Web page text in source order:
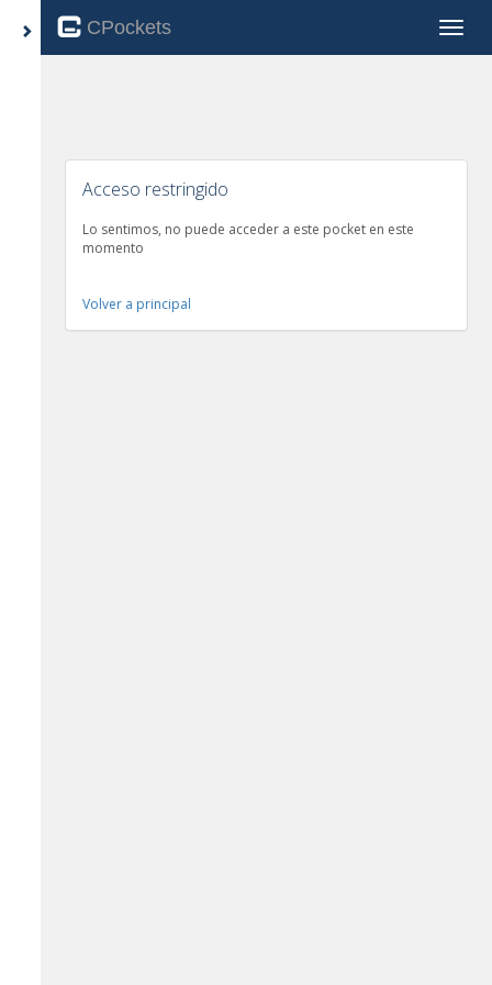
Toggle
CPockets
Acceso restringido
Lo sentimos, no puede acceder a este pocket en este
momento
Volver a principal